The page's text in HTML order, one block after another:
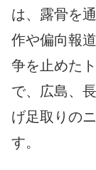
は、露骨を
作や偏向報
争を止めた
で、広島、
げ足取りの
す。